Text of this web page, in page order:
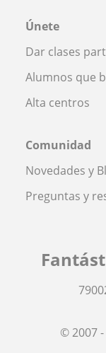
Únete
Dar clases
Alumnos que
Alta centros
Comunidad
Novedades y
Preguntas y
© 2007